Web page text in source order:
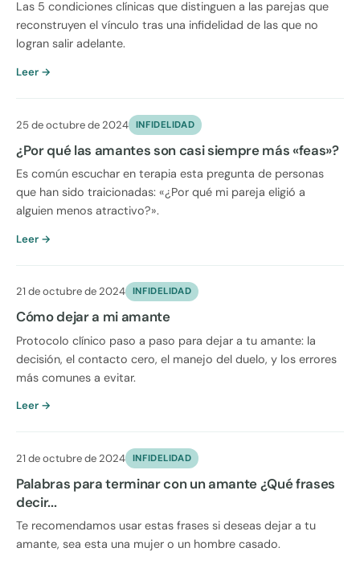
Las 5 condiciones clínicas que distinguen a las parejas que
reconstruyen el vínculo tras una infidelidad de las que no
logran salir adelante.
Leer →
25 de octubre de 2024 INFIDELIDAD
¿Por qué las amantes son casi siempre más «feas»?
Es común escuchar en terapia esta pregunta de personas
que han sido traicionadas: «¿Por qué mi pareja eligió a
alguien menos atractivo?».
Leer →
21 de octubre de 2024 INFIDELIDAD
Cómo dejar a mi amante
Protocolo clínico paso a paso para dejar a tu amante: la
decisión, el contacto cero, el manejo del duelo, y los errores
más comunes a evitar.
Leer →
21 de octubre de 2024 INFIDELIDAD
Palabras para terminar con un amante ¿Qué frases
decir...
Te recomendamos usar estas frases si deseas dejar a tu
amante, sea esta una mujer o un hombre casado.